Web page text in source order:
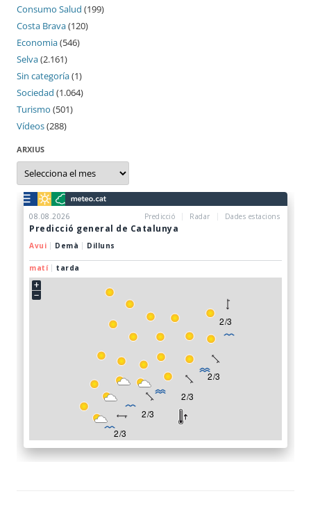
Consumo Salud (199)
Costa Brava(120)
Economia(546)
Selva(2.161)
Sin categoría(1)
Sociedad (1.064)
Turismo (501)
Vídeos(288)
ARXIUS
Arxius